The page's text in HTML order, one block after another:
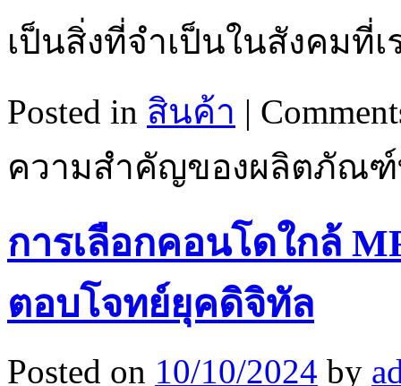
เป็นสิ่งที่จำเป็นในสังคมที่
Posted in สินค้า |
ความสำคัญของผลิตภัณ
การเลือกคอนโดใกล้
ตอบโจทย์ยุคดิจิทัล
Posted on 10/10/2024 by